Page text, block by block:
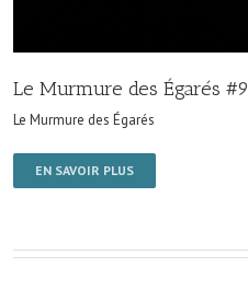
Le Murmure des Égarés #9
Le Murmure des Égarés
EN SAVOIR PLUS